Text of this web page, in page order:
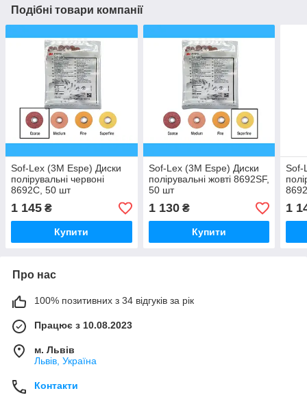
Подібні товари компанії
Sof-Lex (3M Espe) Диски
полірувальні червоні
8692C, 50 шт
1 145 ₴
Купити
Sof-Lex (3M Espe) Диски
полірувальні жовті 8692SF,
50 шт
1 130₴
Купити
Sof-
1
Про нас
100% позитивних з 34 відгуків за рік
Працює з 10.08.2023
м. Львів
Львів, Україна
Контакти